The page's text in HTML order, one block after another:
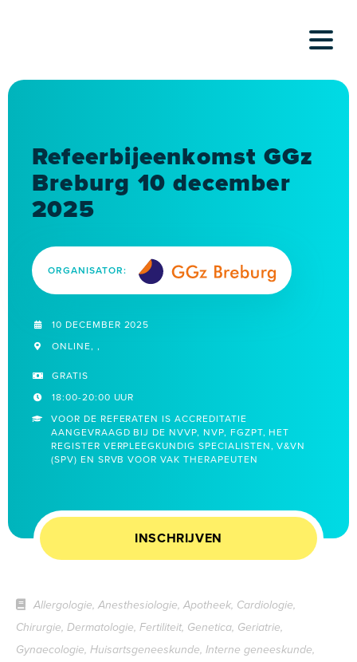
Refeerbijeenkomst GGz
Breburg 10 december
2025
ORGANISATOR:
10 DECEMBER 2025
ONLINE, ,
GRATIS
18:00-20:00 UUR
VOOR DE REFERATEN IS ACCREDITATIE
AANGEVRAAGD BIJ DE NVVP, NVP, FGZPT, HET
REGISTER VERPLEEGKUNDIG SPECIALISTEN, V&VN
(SPV) EN SRVB VOOR VAK THERAPEUTEN
INSCHRIJVEN
Allergologie, Anesthesiologie, Apotheek, Cardiologie,
Chirurgie, Dermatologie, Fertiliteit, Genetica, Geriatrie,
Gynaecologie, Huisartsgeneeskunde, Interne geneeskunde,